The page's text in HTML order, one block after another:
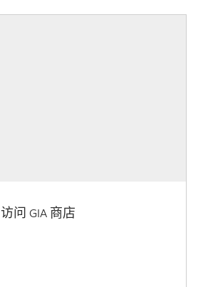
访问 GIA 商店